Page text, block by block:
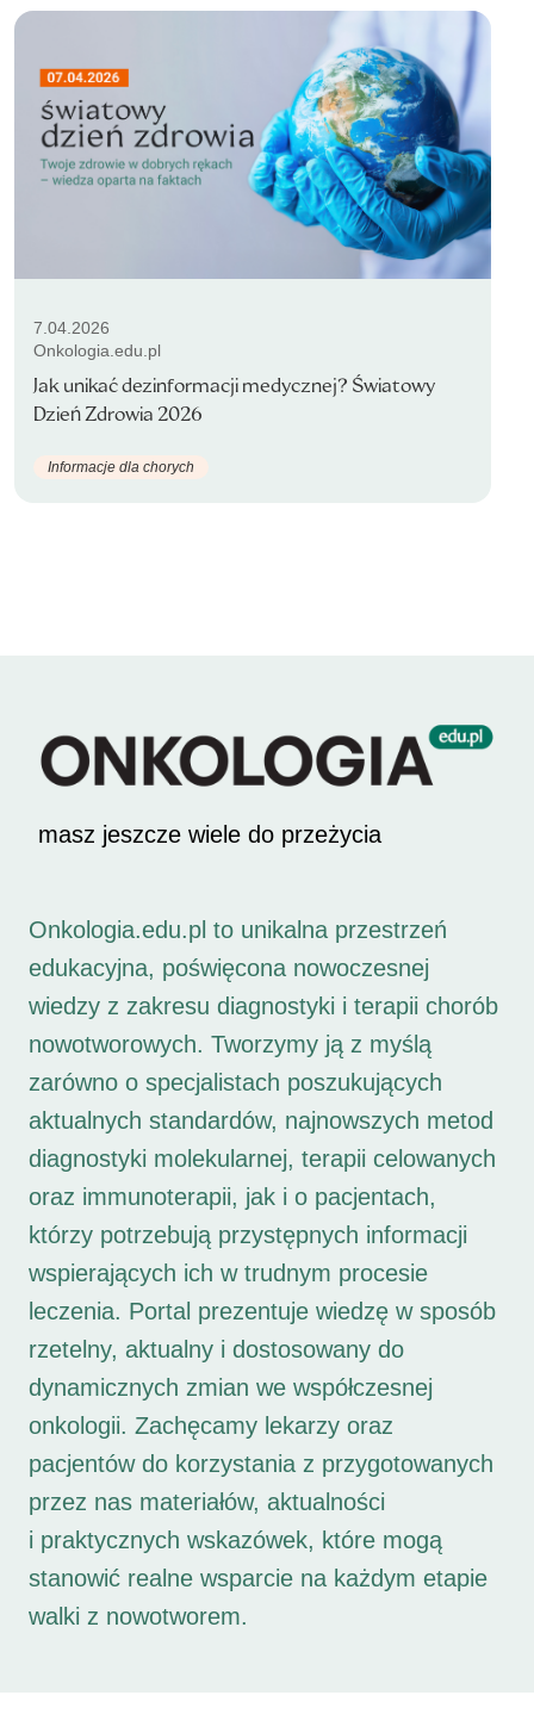
7.04.2026
Onkologia.edu.pl
Jak unikać dezinformacji medycznej? Światowy
Dzień Zdrowia 2026
Informacje dla chorych
masz jeszcze wiele do przeżycia
Onkologia.edu.pl to unikalna przestrzeń
edukacyjna, poświęcona nowoczesnej
wiedzy z zakresu diagnostyki i terapii chorób
nowotworowych. Tworzymy ją z myślą
zarówno o specjalistach poszukujących
aktualnych standardów, najnowszych metod
diagnostyki molekularnej, terapii celowanych
oraz immunoterapii, jak i o pacjentach,
którzy potrzebują przystępnych informacji
wspierających ich w trudnym procesie
leczenia. Portal prezentuje wiedzę w sposób
rzetelny, aktualny i dostosowany do
dynamicznych zmian we współczesnej
onkologii. Zachęcamy lekarzy oraz
pacjentów do korzystania z przygotowanych
przez nas materiałów, aktualności
i praktycznych wskazówek, które mogą
stanowić realne wsparcie na każdym etapie
walki z nowotworem.